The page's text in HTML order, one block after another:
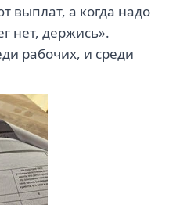
а когда надо
нет, держись».
рабочих, и среди